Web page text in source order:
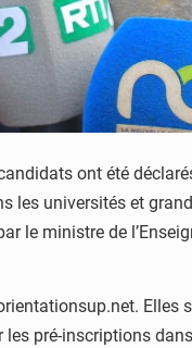
ont été
universités et
le ministre de
pré-inscriptions